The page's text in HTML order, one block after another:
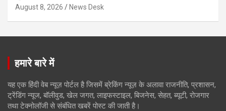
August 8, 2026 News Desk
हमारे बारे में
यह एक हिंदी वेब न्यूज़ पोर्टल है जिसमें ब्रेकिंग न्यूज़ के अलावा राजनीति, प्रशासन,
ट्रेंडिंग न्यूज, बॉलीवुड, खेल जगत, लाइफस्टाइल, बिजनेस, सेहत, ब्यूटी, रोजगार
तथा टेक्नोलॉजी से संबंधित खबरें पोस्ट की जाती है।